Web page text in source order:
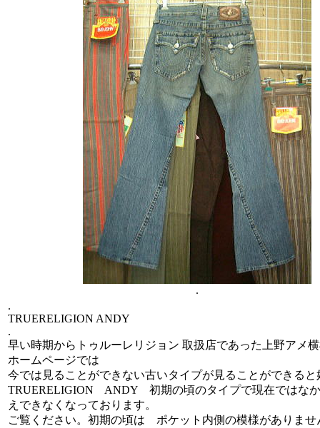
.
.
TRUERELIGION ANDY
.
早い時期からトゥルーレリジョン 取扱店であった上野アメ
ホームページでは
今では見ることができない古いタイプが見ることができると
TRUERELIGION ANDY 初期の頃のタイプで現在ではな
えできなくなっております。
ご覧ください。初期の頃は ポケット内側の模様がありませ